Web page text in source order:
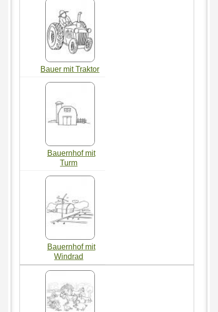
Bauer mit Traktor
Bauernhof mit
Turm
Bauernhof mit
Windrad